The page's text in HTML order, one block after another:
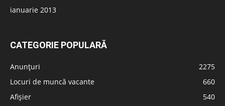
ianuarie 2013
CATEGORIE POPULARĂ
Anunțuri
2275
Locuri de muncă vacante
660
Afișier
540